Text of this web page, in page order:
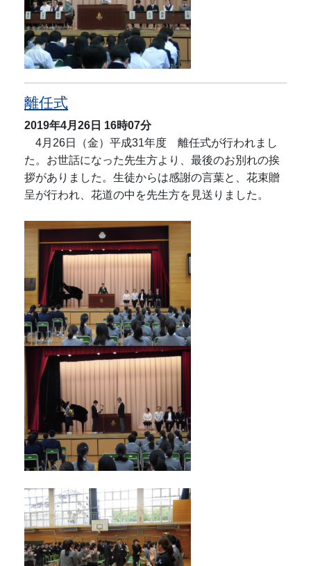
離任式
2019年4月26日 16時07分
4月26日（金）平成31年度 離任式が行われまし
た。お世話になった先生方より、最後のお別れの挨
拶がありました。生徒からは感謝の言葉と、花束贈
呈が行われ、花道の中を先生方を見送りました。